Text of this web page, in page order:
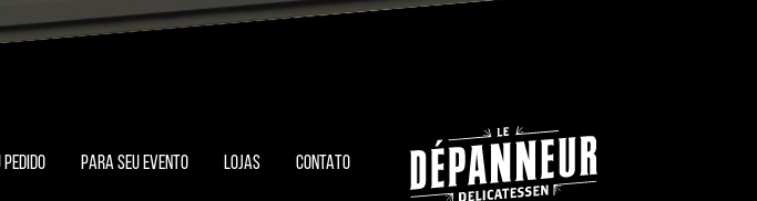
PARA SEU EVENTO LOJAS CONTATO